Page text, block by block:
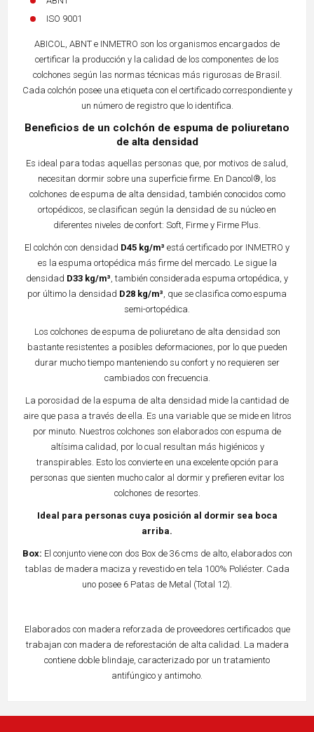
ISO 9001
ABICOL, ABNT e INMETRO son los organismos encargados de
certificar la producción y la calidad de los componentes de los
colchones según las normas técnicas más rigurosas de Brasil.
Cada colchón posee una etiqueta con el certificado correspondiente y
un número de registro que lo identifica.
Beneficios de un colchón de espuma de poliuretano
de alta densidad
Es ideal para todas aquellas personas que, por motivos de salud,
necesitan dormir sobre una superficie firme. En Dancol®, los
colchones de espuma de alta densidad, también conocidos como
ortopédicos, se clasifican según la densidad de su núcleo en
diferentes niveles de confort: Soft, Firme y Firme Plus.
El colchón con densidad D45 kg/m³ está certificado por INMETRO y
es la espuma ortopédica más firme del mercado. Le sigue la
densidad D33 kg/m³ , también considerada espuma ortopédica, y
por último la densidad D28 kg/m³ , que se clasifica como espuma
semi-ortopédica.
Los colchones de espuma de poliuretano de alta densidad son
bastante resistentes a posibles deformaciones, por lo que pueden
durar mucho tiempo manteniendo su confort y no requieren ser
cambiados con frecuencia.
La porosidad de la espuma de alta densidad mide la cantidad de
aire que pasa a través de ella. Es una variable que se mide en litros
por minuto. Nuestros colchones son elaborados con espuma de
altísima calidad, por lo cual resultan más higiénicos y
transpirables. Esto los convierte en una excelente opción para
personas que sienten mucho calor al dormir y prefieren evitar los
colchones de resortes.
Ideal para personas cuya posición al dormir sea boca
arriba.
Box: El conjunto viene con dos Box de 36 cms de alto, elaborados con
tablas de madera maciza y revestido en tela 100% Poliéster. Cada
uno posee 6 Patas de Metal (Total 12).
Elaborados con madera reforzada de proveedores certificados que
trabajan con madera de reforestación de alta calidad. La madera
contiene doble blindaje, caracterizado por un tratamiento
antifúngico y antimoho.